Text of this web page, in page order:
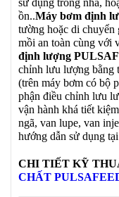
sử dụng trong nhà,
ồn..Máy bơm định
tường hoặc di
mồi an toàn cùng với
định lượng
chỉnh lưu lượng bằng
(trên máy bơm có bộ
phận điều chỉnh lưu
vận hành khá tiết
ngã, van lupe, van
hướng dẫn sử dụng
CHI TIẾT KỸ
CHẤT